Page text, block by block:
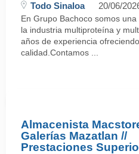
Todo Sinaloa 20/06/
En Grupo Bachoco somos
la industria multiproteína y
años de experiencia
calidad.Contamos ...
Almacenista
Galerías Mazatlan //
Prestaciones